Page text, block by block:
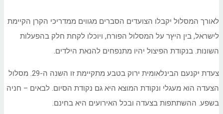
לאורך המסלול יקבלו הצועדים הסברים מגווים ממדריכי הקרן הקיימת
לישראל, בין היץר על המסלול הפורח, ויוכלו לקחת חלק בהפעלות
השונות. בנקודת הפיצול יהיו מתנפחים להנאת הילדים.
צעדת יקנעם הבינלאומית ירוק בטבע מתקיימת זו השנה ה-29. מסלול
הצעדה הוא מעגלי ונקודת המוצא היא גם נקודת הסיום. לבאים – חניה
בשפע. ההשתתפות בצעדה ובכל האירועים היא בחינם.